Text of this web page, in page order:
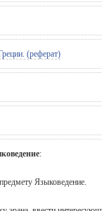
(реферат)
:
Языковедение.